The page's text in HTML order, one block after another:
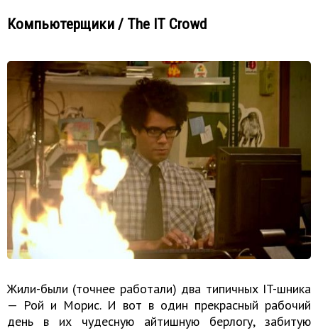
Компьютерщики / The IT Crowd
Жили-были (точнее работали) два типичных IT-шника
— Рой и Морис. И вот в один прекрасный рабочий
день в их чудесную айтишную берлогу, забитую